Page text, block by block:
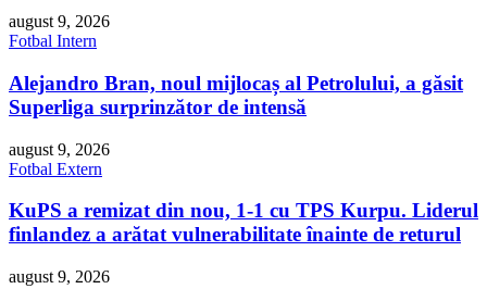
august 9, 2026
Fotbal Intern
Alejandro Bran, noul mijlocaș al Petrolului, a găsit
Superliga surprinzător de intensă
august 9, 2026
Fotbal Extern
KuPS a remizat din nou, 1-1 cu TPS Kurpu. Liderul
finlandez a arătat vulnerabilitate înainte de returul
august 9, 2026